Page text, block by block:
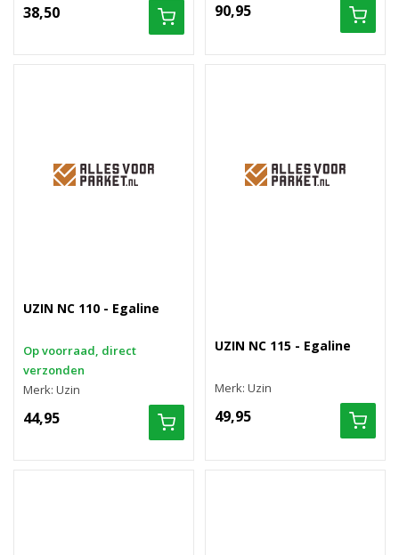
38,50 90,95
UZIN NC 110 - Egaline
Op voorraad, direct
verzonden
Merk: Uzin
44,95
UZIN NC 115 - Egaline
Merk: Uzin
49,95